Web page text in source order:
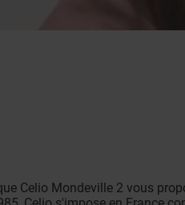
Celio Mondeville 2 vous